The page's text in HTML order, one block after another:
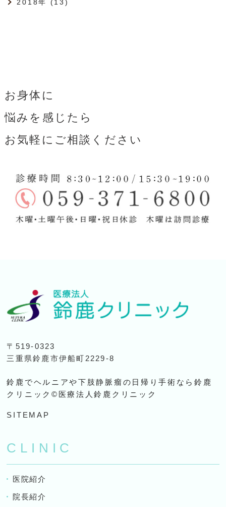
2018年 (13)
お身体に
悩みを感じたら
お気軽にご相談ください
〒519-0323
三重県鈴鹿市伊船町2229-8
鈴鹿でヘルニアや下肢静脈瘤の日帰り手術なら鈴鹿
クリニック©医療法人鈴鹿クリニック
SITEMAP
CLINIC
医院紹介
院長紹介